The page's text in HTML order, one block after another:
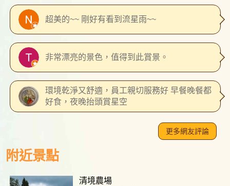
超美的~~ 剛好有看到流星雨~~
非常漂亮的景色，值得到此賞景。
環境乾淨又舒適，員工親切服務好 早餐晚餐都
好食，夜晚抬頭賞星空
更多網友評論
附近景點
清境農場